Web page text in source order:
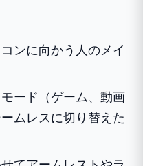
ンに向かう人のメイ
ード（ゲーム、動画
ムレスに切り替えた